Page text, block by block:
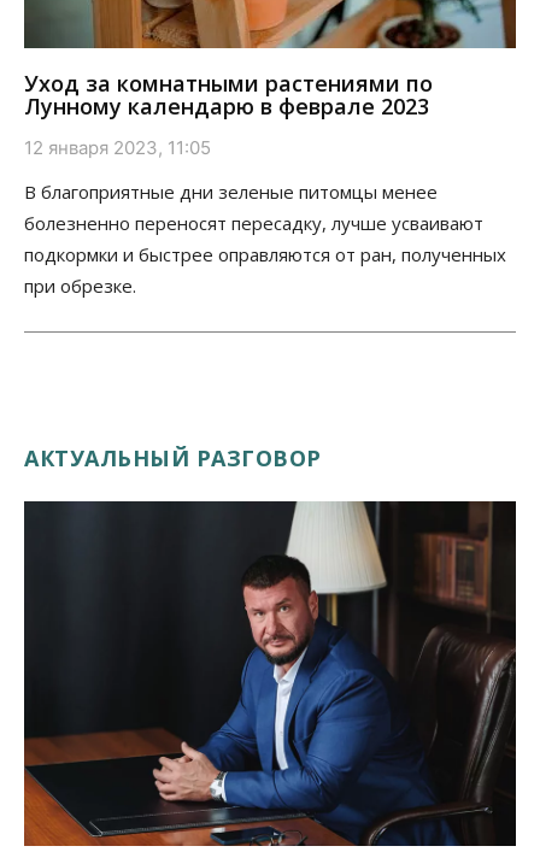
Уход за комнатными растениями по
Лунному календарю в феврале 2023
12 января 2023, 11:05
В благоприятные дни зеленые питомцы менее
болезненно переносят пересадку, лучше усваивают
подкормки и быстрее оправляются от ран, полученных
при обрезке.
АКТУАЛЬНЫЙ РАЗГОВОР